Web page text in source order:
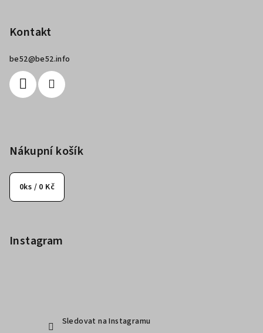
Kontakt
be52@be52.info
Nákupní košík
0ks / 0 Kč
Instagram
Sledovat na Instagramu